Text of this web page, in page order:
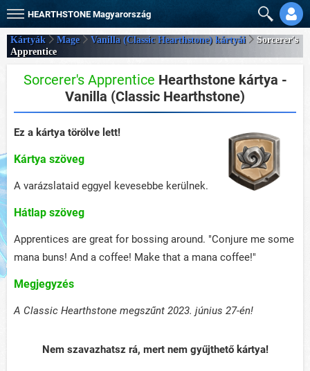
HEARTHSTONE Magyarország
Kártyák Mage Vanilla (Classic Hearthstone) kártyái
Sorcerer's
Apprentice
Sorcerer's Apprentice Hearthstone kártya -
Vanilla (Classic Hearthstone)
Ez a kártya törölve lett!
Kártya szöveg
A varázslataid eggyel kevesebbe kerülnek.
Hátlap szöveg
Apprentices are great for bossing around. "Conjure me some
mana buns! And a coffee! Make that a mana coffee!"
Megjegyzés
A Classic Hearthstone megszűnt 2023. június 27-én!
Nem szavazhatsz rá, mert nem gyűjthető kártya!